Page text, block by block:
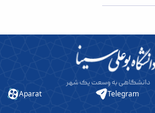
Aparat Telegram